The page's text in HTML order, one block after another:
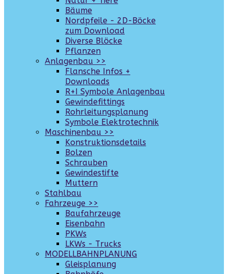
Bäume
Nordpfeile - 2D-Böcke
zum Download
Diverse Blöcke
Pflanzen
Anlagenbau >>
Flansche Infos +
Downloads
R+I Symbole Anlagenbau
Gewindefittings
Rohrleitungsplanung
Symbole Elektrotechnik
Maschinenbau >>
Konstruktionsdetails
Bolzen
Schrauben
Gewindestifte
Muttern
Stahlbau
Fahrzeuge >>
Baufahrzeuge
Eisenbahn
PKWs
LKWs - Trucks
MODELLBAHNPLANUNG
Gleisplanung